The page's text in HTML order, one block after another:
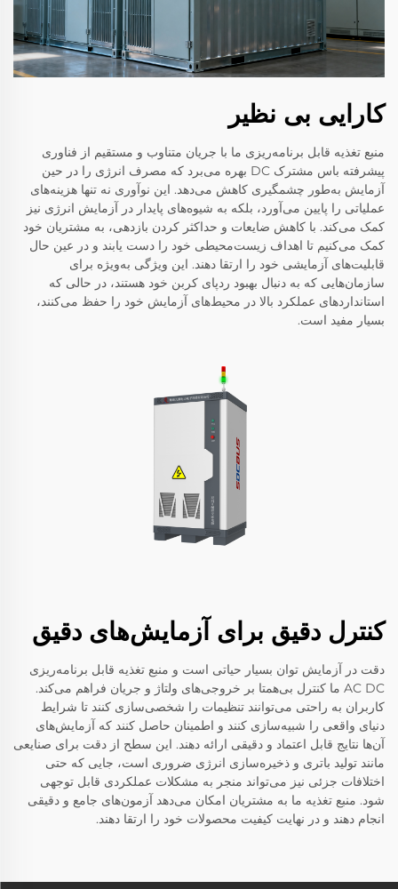
کارایی بی نظیر
منبع تغذیه قابل برنامه‌ریزی ما با جریان متناوب و مستقیم از فناوری
پیشرفته باس مشترک DC بهره می‌برد که مصرف انرژی را در حین
آزمایش به‌طور چشمگیری کاهش می‌دهد. این نوآوری نه تنها هزینه‌های
عملیاتی را پایین می‌آورد، بلکه به شیوه‌های پایدار در آزمایش انرژی نیز
کمک می‌کند. با کاهش ضایعات و حداکثر کردن بازدهی، به مشتریان خود
کمک می‌کنیم تا اهداف زیست‌محیطی خود را دست یابند و در عین حال
قابلیت‌های آزمایشی خود را ارتقا دهند. این ویژگی به‌ویژه برای
سازمان‌هایی که به دنبال بهبود ردپای کربن خود هستند، در حالی که
استانداردهای عملکرد بالا در محیط‌های آزمایش خود را حفظ می‌کنند،
بسیار مفید است.
کنترل دقیق برای آزمایش‌های دقیق
دقت در آزمایش توان بسیار حیاتی است و منبع تغذیه قابل برنامه‌ریزی
AC DC ما کنترل بی‌همتا بر خروجی‌های ولتاژ و جریان فراهم می‌کند.
کاربران به راحتی می‌توانند تنظیمات را شخصی‌سازی کنند تا شرایط
دنیای واقعی را شبیه‌سازی کنند و اطمینان حاصل کنند که آزمایش‌های
آن‌ها نتایج قابل اعتماد و دقیقی ارائه دهند. این سطح از دقت برای صنایعی
مانند تولید باتری و ذخیره‌سازی انرژی ضروری است، جایی که حتی
اختلافات جزئی نیز می‌تواند منجر به مشکلات عملکردی قابل توجهی
شود. منبع تغذیه ما به مشتریان امکان می‌دهد آزمون‌های جامع و دقیقی
انجام دهند و در نهایت کیفیت محصولات خود را ارتقا دهند.